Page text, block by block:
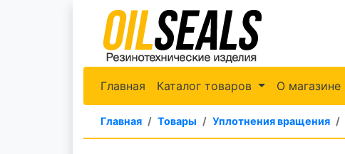
Главная Каталог товаров О магазине
Главная Товары Уплотнения вращения